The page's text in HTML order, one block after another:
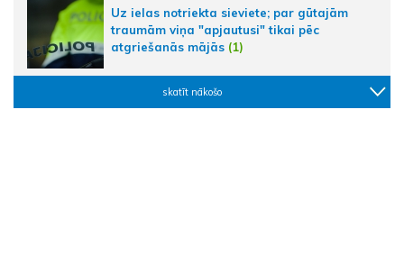
Uz ielas notriekta sieviete; par gūtajām
traumām viņa "apjautusi" tikai pēc
atgriešanās mājās (1)
skatīt nākošo